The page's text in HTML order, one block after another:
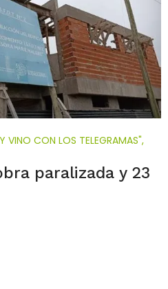
VINO CON LOS TELEGRAMAS",
paralizada y 23